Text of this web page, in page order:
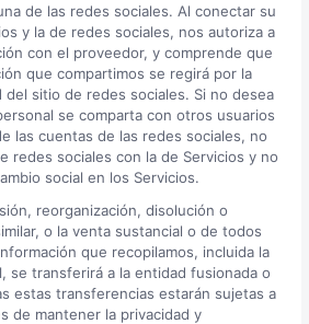
de las redes sociales. Al conectar su
y la de redes sociales, nos autoriza a
con el proveedor, y comprende que
que compartimos se regirá por la
del sitio de redes sociales. Si no desea
se comparta con otros usuarios
las cuentas de las redes sociales, no
redes sociales con la de Servicios y no
social en los Servicios.
reorganización, disolución o
o la venta sustancial o de todos
que recopilamos, incluida la
se transferirá a la entidad fusionada o
estas transferencias estarán sujetas a
de mantener la privacidad y